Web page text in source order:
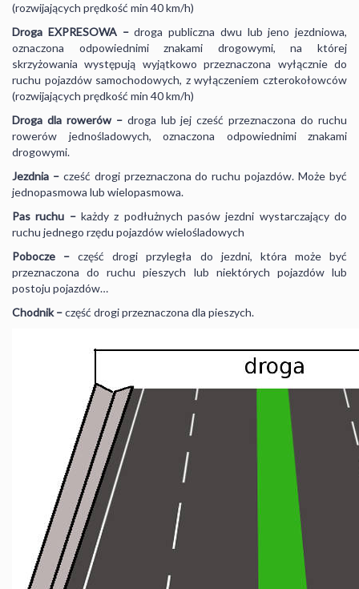
(rozwijających prędkość min 40 km/h)
Droga EXPRESOWA –droga publiczna dwu lub jeno jezdniowa,
oznaczona odpowiednimi znakami drogowymi, na której
skrzyżowania występują wyjątkowo przeznaczona wyłącznie do
ruchu pojazdów samochodowych, z wyłączeniem czterokołowców
(rozwijających prędkość min 40 km/h)
Droga dla rowerów –droga lub jej cześć przeznaczona do ruchu
rowerów jednośladowych, oznaczona odpowiednimi znakami
drogowymi.
Jezdnia –cześć drogi przeznaczona do ruchu pojazdów. Może być
jednopasmowa lub wielopasmowa.
Pas ruchu – każdy z podłużnych pasów jezdni wystarczający do
ruchu jednego rzędu pojazdów wielośladowych
Pobocze – część drogi przyległa do jezdni, która może być
przeznaczona do ruchu pieszych lub niektórych pojazdów lub
postoju pojazdów…
Chodnik –część drogi przeznaczona dla pieszych.